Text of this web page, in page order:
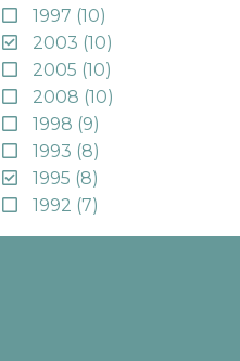
1997 (10)
2003 (10)
2005 (10)
2008 (10)
1998 (9)
1993 (8)
1995 (8)
1992 (7)